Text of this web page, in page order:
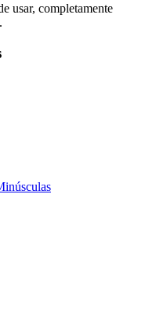
usar, completamente